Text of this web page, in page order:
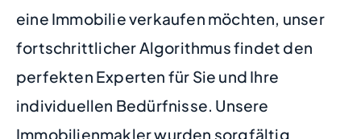
eine Immobilie verkaufen möchten, unser
fortschrittlicher Algorithmus findet den
perfekten Experten für Sie und Ihre
individuellen Bedürfnisse. Unsere
Immobilienmakler wurden sorgfältig